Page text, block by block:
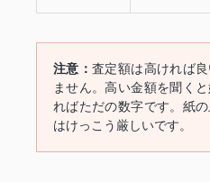
注意：査定額は高ければ
ません。高い金額を聞く
ればただの数字です。紙
はけっこう厳しいです。